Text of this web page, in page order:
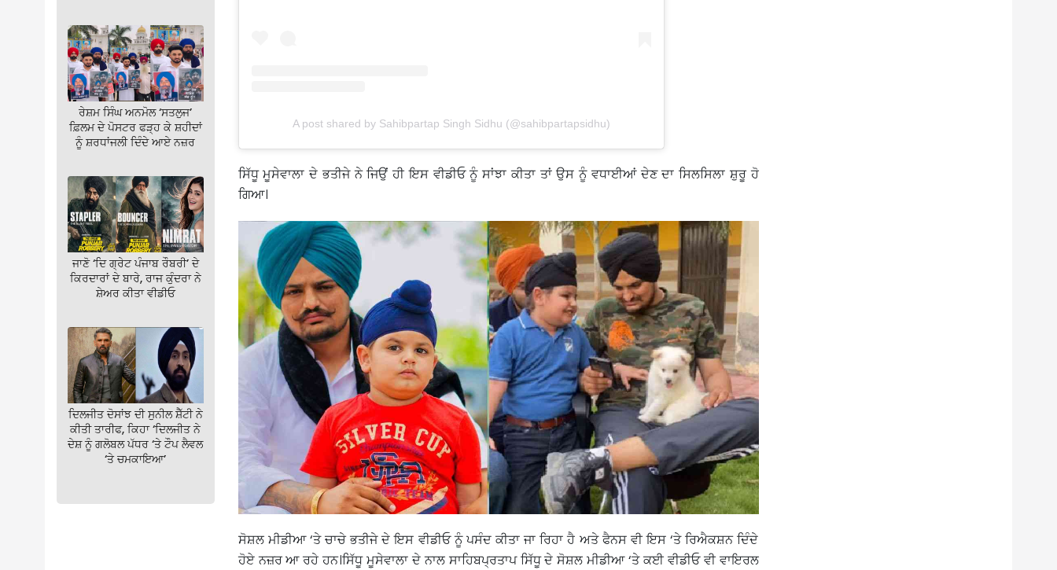
ਰੇਸ਼ਮ ਸਿੰਘ ਅਨਮੋਲ ‘ਸਤਲੁਜ’
ਫ਼ਿਲਮ ਦੇ ਪੋਸਟਰ ਫੜ੍ਹ ਕੇ ਸ਼ਹੀਦਾਂ
ਨੂੰ ਸ਼ਰਧਾਂਜਲੀ ਦਿੰਦੇ ਆਏ ਨਜ਼ਰ
ਜਾਣੋ ‘ਦਿ ਗ੍ਰੇਟ ਪੰਜਾਬ ਰੌਬਰੀ’ ਦੇ
ਕਿਰਦਾਰਾਂ ਦੇ ਬਾਰੇ, ਰਾਜ ਕੁੰਦਰਾ ਨੇ
ਸ਼ੇਅਰ ਕੀਤਾ ਵੀਡੀਓ
ਦਿਲਜੀਤ ਦੋਸਾਂਝ ਦੀ ਸੁਨੀਲ ਸ਼ੈੱਟੀ ਨੇ
ਕੀਤੀ ਤਾਰੀਫ, ਕਿਹਾ ‘ਦਿਲਜੀਤ ਨੇ
ਦੇਸ਼ ਨੂੰ ਗਲੋਬਲ ਪੱਧਰ ‘ਤੇ ਟੌਪ ਲੈਵਲ
‘ਤੇ ਚਮਕਾਇਆ’
A post shared by Sahibpartap Singh Sidhu (@sahibpartapsidhu)
ਸਿੱਧੂ ਮੂਸੇਵਾਲਾ ਦੇ ਭਤੀਜੇ ਨੇ ਜਿਉਂ ਹੀ ਇਸ ਵੀਡੀਓ ਨੂੰ ਸਾਂਝਾ ਕੀਤਾ ਤਾਂ ਉਸ ਨੂੰ ਵਧਾਈਆਂ ਦੇਣ ਦਾ ਸਿਲਸਿਲਾ ਸ਼ੁਰੂ ਹੋ
ਗਿਆ।
ਸੋਸ਼ਲ ਮੀਡੀਆ ‘ਤੇ ਚਾਚੇ ਭਤੀਜੇ ਦੇ ਇਸ ਵੀਡੀਓ ਨੂੰ ਪਸੰਦ ਕੀਤਾ ਜਾ ਰਿਹਾ ਹੈ ਅਤੇ ਫੈਨਸ ਵੀ ਇਸ ‘ਤੇ ਰਿਐਕਸ਼ਨ ਦਿੰਦੇ
ਹੋਏ ਨਜ਼ਰ ਆ ਰਹੇ ਹਨ।ਸਿੱਧੂ ਮੂਸੇਵਾਲਾ ਦੇ ਨਾਲ ਸਾਹਿਬਪ੍ਰਤਾਪ ਸਿੱਧੂ ਦੇ ਸੋਸ਼ਲ ਮੀਡੀਆ ‘ਤੇ ਕਈ ਵੀਡੀਓ ਵੀ ਵਾਇਰਲ